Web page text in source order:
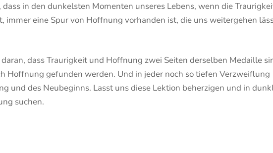
in den dunkelsten Momenten unseres Lebens, wenn die
immer eine Spur von Hoffnung vorhanden ist, die uns weitergehen
dass Traurigkeit und Hoffnung zwei Seiten derselben Medaille
Hoffnung gefunden werden. Und in jeder noch so tiefen Verzweiflung
und des Neubeginns. Lasst uns diese Lektion beherzigen und in
suchen.